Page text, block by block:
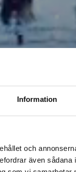
Information
och
även